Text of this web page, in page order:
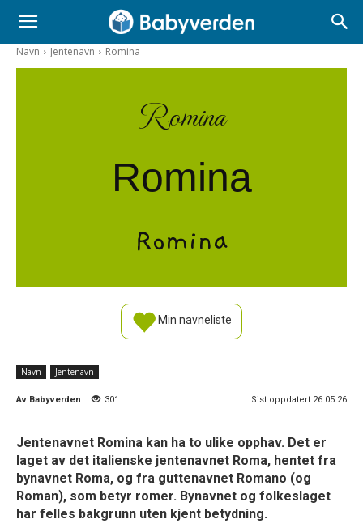
Navn Jentenavn Romina
Romina
Romina
Romina
Min navneliste
Navn Jentenavn
Av Babyverden 301 Sist oppdatert 26.05.26
Jentenavnet Romina kan ha to ulike opphav. Det er
laget av det italienske jentenavnet Roma, hentet fra
bynavnet Roma, og fra guttenavnet Romano (og
Roman), som betyr romer. Bynavnet og folkeslaget
har felles bakgrunn uten kjent betydning.